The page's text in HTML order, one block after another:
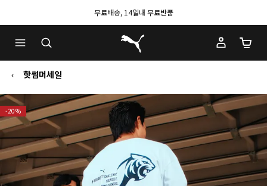
무료배송, 14일내 무료반품
푸마 홈
장바
핫썸머세일
-20%